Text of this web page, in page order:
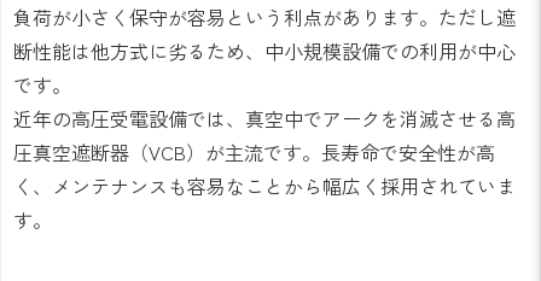
負荷が小さく保守が容易という利点があります。ただし遮
断性能は他方式に劣るため、中小規模設備での利用が中心
です。
近年の高圧受電設備では、真空中でアークを消滅させる高
圧真空遮断器（VCB）が主流です。長寿命で安全性が高
く、メンテナンスも容易なことから幅広く採用されていま
す。